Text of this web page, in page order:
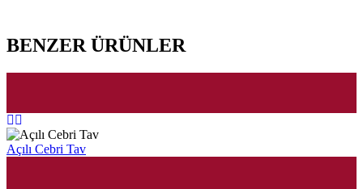
BENZER ÜRÜNLER
Açılı Cebri Tav